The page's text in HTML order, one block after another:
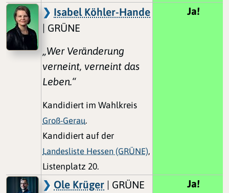
Isabel Köhler-Hande
| GRÜNE
„Wer Veränderung
verneint, verneint das
Leben.“
Kandidiert im Wahlkreis
Groß-Gerau.
Kandidiert auf der
Landesliste Hessen (GRÜNE),
Listenplatz 20.
Ja!
Ole Krüger | GRÜNE
Ja!